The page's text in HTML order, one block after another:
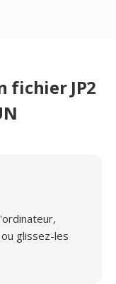
fichier JP2
glissez-les